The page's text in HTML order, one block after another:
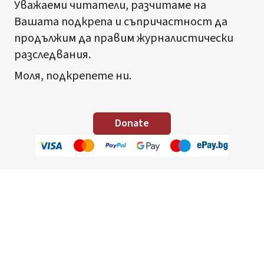
Уважаеми читатели, разчитаме на
Вашата подкрепа и съпричастност да
продължим да правим журналистически
разследвания.
Моля, подкрепете ни.
Donate